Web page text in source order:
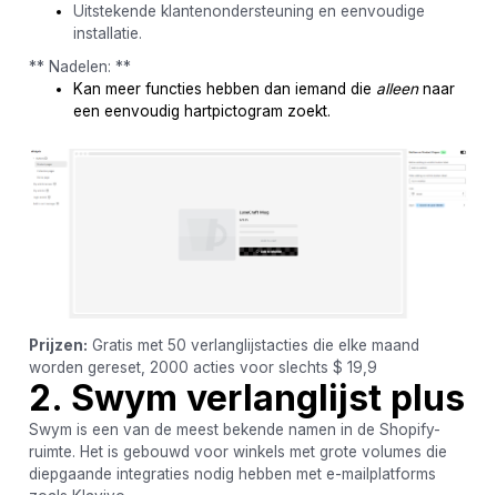
Uitstekende klantenondersteuning en eenvoudige
installatie.
** Nadelen: **
Kan meer functies hebben dan iemand die alleennaar
een eenvoudig hartpictogram zoekt.
Prijzen: Gratis met 50 verlanglijstacties die elke maand
worden gereset, 2000 acties voor slechts $ 19,9
2. Swym verlanglijst plus
Swym is een van de meest bekende namen in de Shopify-
ruimte. Het is gebouwd voor winkels met grote volumes die
diepgaande integraties nodig hebben met e-mailplatforms